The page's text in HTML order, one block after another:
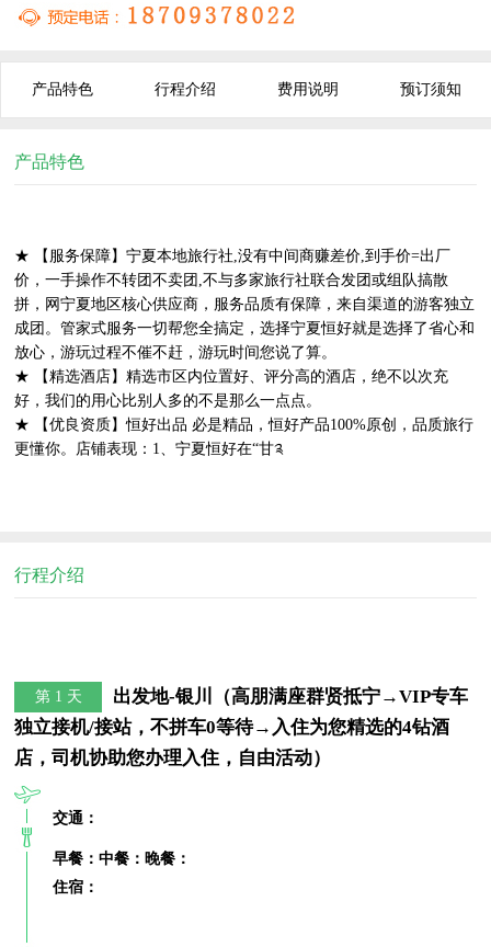
产品特色 行程介绍 费用说明 预订须知
产品特色
★ 【服务保障】宁夏本地旅行社,没有中间商赚差价,到手价=出厂
价，一手操作不转团不卖团,不与多家旅行社联合发团或组队搞散
拼，网宁夏地区核心供应商，服务品质有保障，来自渠道的游客独立
成团。管家式服务一切帮您全搞定，选择宁夏恒好就是选择了省心和
放心，游玩过程不催不赶，游玩时间您说了算。
★ 【精选酒店】精选市区内位置好、评分高的酒店，绝不以次充
好，我们的用心比别人多的不是那么一点点。
★ 【优良资质】恒好出品 必是精品，恒好产品100%原创，品质旅行
更懂你。店铺表现：1、宁夏恒好在“甘༉
行程介绍
第 1 天
出发地-银川（高朋满座群贤抵宁→VIP专车
独立接机/接站，不拼车0等待→入住为您精选的4钻酒
店，司机协助您办理入住，自由活动）
交通：
早餐：中餐：晚餐：
住宿：